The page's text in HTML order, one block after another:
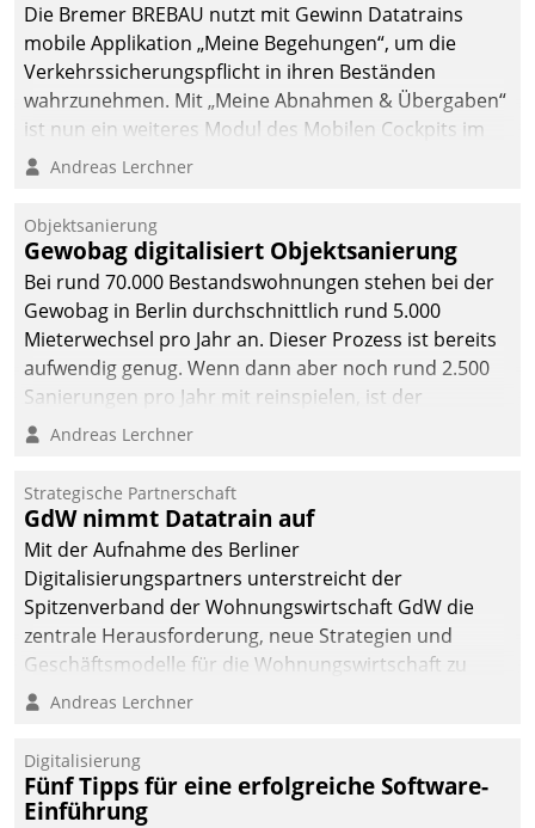
Die Bremer BREBAU nutzt mit Gewinn Datatrains
mobile Applikation „Meine Begehungen“, um die
Verkehrssicherungspflicht in ihren Beständen
wahrzunehmen. Mit „Meine Abnahmen & Übergaben“
ist nun ein weiteres Modul des Mobilen Cockpits im
Einsatz.
Andreas Lerchner
Objektsanierung
Gewobag digitalisiert Objektsanierung
Bei rund 70.000 Bestandswohnungen stehen bei der
Gewobag in Berlin durchschnittlich rund 5.000
Mieterwechsel pro Jahr an. Dieser Prozess ist bereits
aufwendig genug. Wenn dann aber noch rund 2.500
Sanierungen pro Jahr mit reinspielen, ist der
Betreuungs- und Organisationsaufwand immens. Im
kommunale Wohnungsbauunternehmen daher
gemeinsam mit der Berliner Datatrain GmbH den
Teilprozess der Objektsanierung digitalisiert.
Andreas Lerchner
Strategische Partnerschaft
GdW nimmt Datatrain auf
Mit der Aufnahme des Berliner
Digitalisierungspartners unterstreicht der
Spitzenverband der Wohnungswirtschaft GdW die
zentrale Herausforderung, neue Strategien und
Geschäftsmodelle für die Wohnungswirtschaft zu
entwickeln.
Andreas Lerchner
Digitalisierung
Fünf Tipps für eine erfolgreiche Software-
Einführung